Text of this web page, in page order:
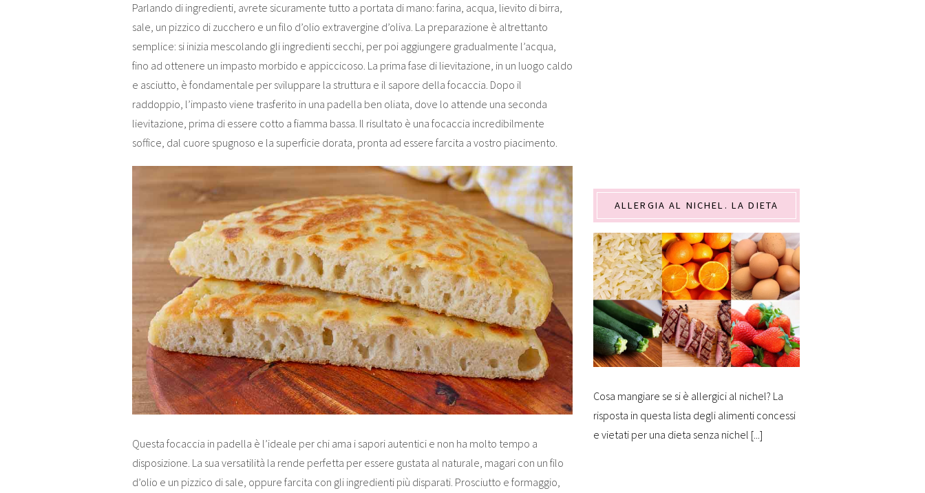
Parlando di ingredienti, avrete sicuramente tutto a portata di mano: farina, acqua, lievito di birra,
sale, un pizzico di zucchero e un filo d’olio extravergine d’oliva. La preparazione è altrettanto
semplice: si inizia mescolando gli ingredienti secchi, per poi aggiungere gradualmente l’acqua,
fino ad ottenere un impasto morbido e appiccicoso. La prima fase di lievitazione, in un luogo caldo
e asciutto, è fondamentale per sviluppare la struttura e il sapore della focaccia. Dopo il
raddoppio, l’impasto viene trasferito in una padella ben oliata, dove lo attende una seconda
lievitazione, prima di essere cotto a fiamma bassa. Il risultato è una focaccia incredibilmente
soffice, dal cuore spugnoso e la superficie dorata, pronta ad essere farcita a vostro piacimento.
Questa focaccia in padella è l’ideale per chi ama i sapori autentici e non ha molto tempo a
disposizione. La sua versatilità la rende perfetta per essere gustata al naturale, magari con un filo
d’olio e un pizzico di sale, oppure farcita con gli ingredienti più disparati. Prosciutto e formaggio,
ALLERGIA AL NICHEL. LA DIETA
Cosa mangiare se si è allergici al nichel? La
risposta in questa lista degli alimenti concessi
e vietati per una dieta senza nichel [...]